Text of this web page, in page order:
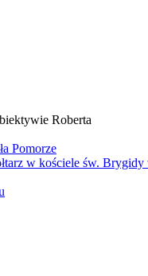
Roberta
Pomorze
w kościele św. Brygidy